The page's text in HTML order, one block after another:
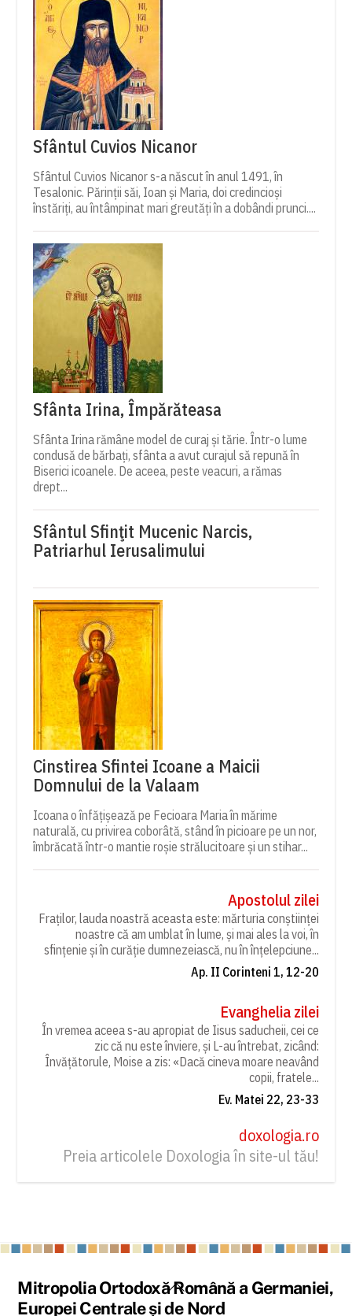
Sfântul Cuvios Nicanor
Sfântul Cuvios Nicanor s-a născut în anul 1491, în
Tesalonic. Părinții săi, Ioan și Maria, doi credincioși
înstăriți, au întâmpinat mari greutăți în a dobândi prunci....
Sfânta Irina, Împărăteasa
Sfânta Irina rămâne model de curaj și tărie. Într-o lume
condusă de bărbați, sfânta a avut curajul să repună în
Biserici icoanele. De aceea, peste veacuri, a rămas
drept...
Sfântul Sfinţit Mucenic Narcis,
Patriarhul Ierusalimului
Cinstirea Sfintei Icoane a Maicii
Domnului de la Valaam
Icoana o înfățișează pe Fecioara Maria în mărime
naturală, cu privirea coborâtă, stând în picioare pe un nor,
îmbrăcată într-o mantie roșie strălucitoare și un stihar...
Apostolul zilei
Fraților, lauda noastră aceasta este: mărturia conștiinței
noastre că am umblat în lume, și mai ales la voi, în
sfințenie și în curăție dumnezeiască, nu în înțelepciune...
Ap. II Corinteni 1, 12-20
Evanghelia zilei
În vremea aceea s-au apropiat de Iisus saducheii, cei ce
zic că nu este înviere, și L-au întrebat, zicând:
Învățătorule, Moise a zis: «Dacă cineva moare neavând
copii, fratele...
Ev. Matei 22, 23-33
doxologia.ro
Preia articolele Doxologia în site-ul tău!
Back
To
Mitropolia Ortodoxă Română a Germaniei,
Europei Centrale și de Nord